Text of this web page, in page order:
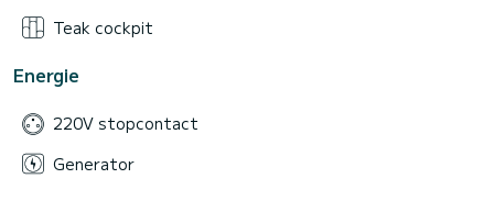
Teak cockpit
Energie
220V stopcontact
Generator